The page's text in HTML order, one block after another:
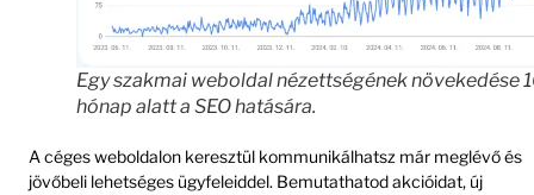
Egy szakmai weboldal nézettségének növekedése
hónap alatt a SEO hatására.
A céges weboldalon keresztül kommunikálhatsz már meglévő és
jövőbeli lehetséges ügyfeleiddel. Bemutathatod akcióidat, új